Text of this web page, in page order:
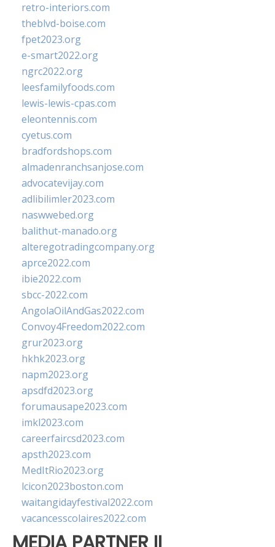
retro-interiors.com
theblvd-boise.com
fpet2023.org
e-smart2022.org
ngrc2022.org
leesfamilyfoods.com
lewis-lewis-cpas.com
eleontennis.com
cyetus.com
bradfordshops.com
almadenranchsanjose.com
advocatevijay.com
adlibilimler2023.com
naswwebed.org
balithut-manado.org
alteregotradingcompany.org
aprce2022.com
ibie2022.com
sbcc-2022.com
AngolaOilAndGas2022.com
Convoy4Freedom2022.com
grur2023.org
hkhk2023.org
napm2023.org
apsdfd2023.org
forumausape2023.com
imkl2023.com
careerfaircsd2023.com
apsth2023.com
MedItRio2023.org
lcicon2023boston.com
waitangidayfestival2022.com
vacancesscolaires2022.com